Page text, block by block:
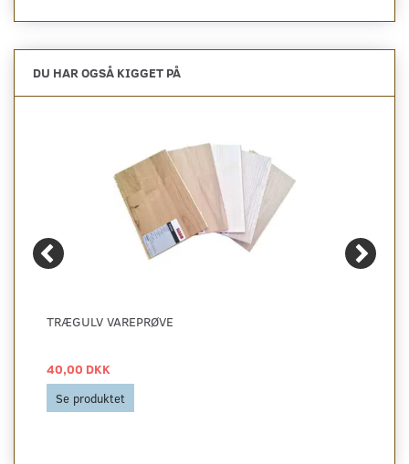
DU HAR OGSÅ KIGGET PÅ
TRÆGULV VAREPRØVE
40,00 DKK
Se produktet